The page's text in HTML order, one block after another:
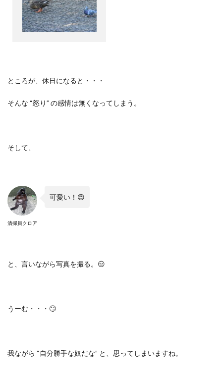
ところが、休日になると・・・
そんな “怒り” の感情は無くなってしまう。
そして、
清掃員クロア
可愛い！😍
と、言いながら写真を撮る。😑
うーむ・・・🙄
我ながら “自分勝手な奴だな” と、思ってしまいますね。